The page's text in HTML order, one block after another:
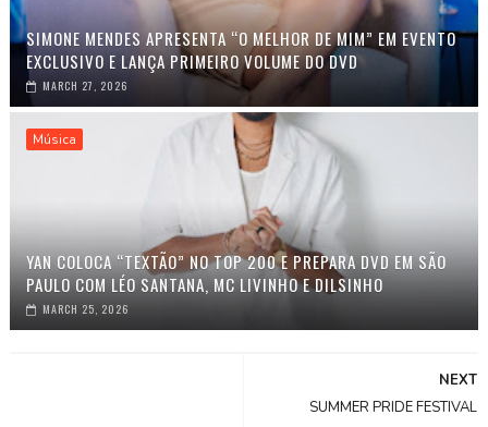
SIMONE MENDES APRESENTA “O MELHOR DE MIM” EM EVENTO
EXCLUSIVO E LANÇA PRIMEIRO VOLUME DO DVD
MARCH 27, 2026
Música
YAN COLOCA “TEXTÃO” NO TOP 200 E PREPARA DVD EM SÃO
PAULO COM LÉO SANTANA, MC LIVINHO E DILSINHO
MARCH 25, 2026
NEXT
SUMMER PRIDE FESTIVAL